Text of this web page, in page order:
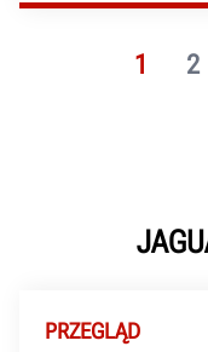
1 2
PRZEGLĄD